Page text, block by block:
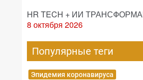
HR TECH + ИИ
8 октября 2026
Популярные теги
Эпидемия коронавируса